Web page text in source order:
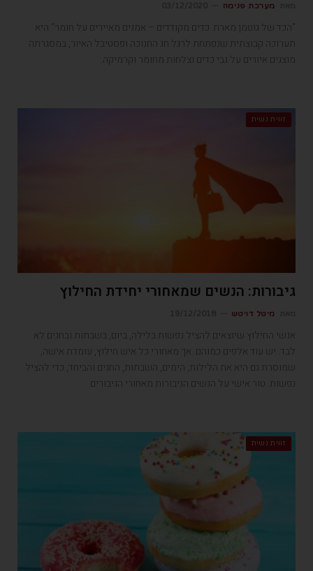
מערכת פנימה
"הכד של גוטמן מארח: כדים מקודדים – אמנים מאיירים על חומר" היא
תערוכה קבוצתית שנפתחת לרגל חג החנוכה ופסטיבל האיור, במסגרתה
מוצגים איורים על גבי כדים וצלחות מחומר וקרמיקה.
זווית נשית
גיבורות: הנשים שמאחורי יחידת החילוץ
מיטל דויטש
אנשי החילוץ שיוצאים להציל נפשות בלילה, ביום, בשבתות ובחגים לא
לבד. יש עוד אלפים כמוהם. אך מאחורי כל איש חילוץ, עומדת אישה,
שמוסרת גם היא את הלילות, הימים, השבתות, החגים והביחד, כדי להציל
נפשות. טור אישי על הנשים הגיבורות מאחורי הגיבורים
זווית נשית